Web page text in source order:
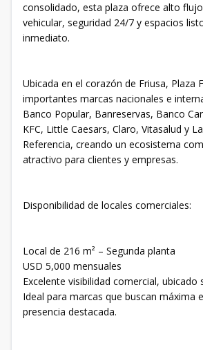
consolidado, esta plaza ofrece alto
vehicular, seguridad 24/7 y espacios
inmediato.
Ubicada en el corazón de Friusa, Plaza
importantes marcas nacionales e
Banco Popular, Banreservas, Banco
KFC, Little Caesars, Claro, Vitasalud y
Referencia, creando un ecosistema
atractivo para clientes y empresas.
Disponibilidad de locales comerciales:
Local de 216 m² – Segunda planta
USD 5,000 mensuales
Excelente visibilidad comercial, ubicado
Ideal para marcas que buscan máxima
presencia destacada.